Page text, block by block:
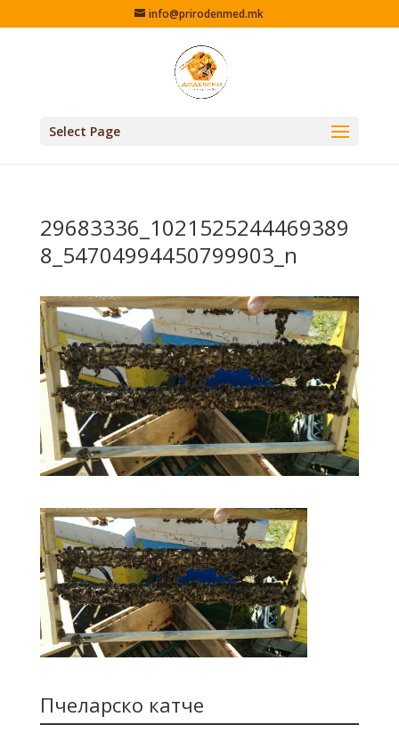
info@prirodenmed.mk
Select Page
29683336_1021525244469389
8_54704994450799903_n
Пчеларско катче